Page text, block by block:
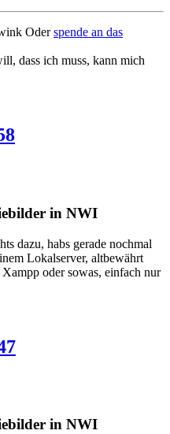
Oderspende an das
dass ich muss, kann mich
in NWI
dazu, habs gerade nochmal
Lokalserver, altbewährt
oder sowas, einfach nur
in NWI